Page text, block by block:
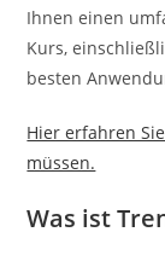
Ihnen einen
Kurs,
besten
Hier erfahren
müssen.
Was ist